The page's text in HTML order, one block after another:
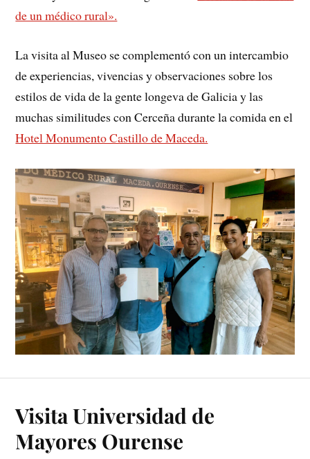
de un médico rural».
La visita al Museo se complementó con un intercambio
de experiencias, vivencias y observaciones sobre los
estilos de vida de la gente longeva de Galicia y las
muchas similitudes con Cerceña durante la comida en el
Hotel Monumento Castillo de Maceda.
Visita Universidad de
Mayores Ourense